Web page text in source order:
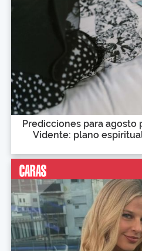
Predicciones para agosto
Vidente: plano